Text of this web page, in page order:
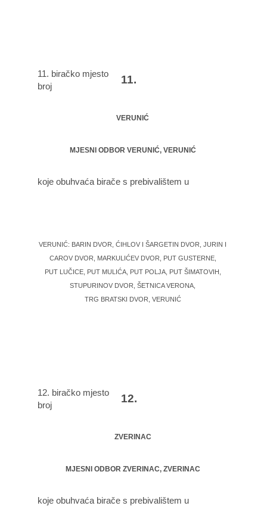
11. biračko mjesto
broj
11.
VERUNIĆ
MJESNI ODBOR VERUNIĆ, VERUNIĆ
koje obuhvaća birače s prebivalištem u
VERUNIĆ: BARIN DVOR, ĆIHLOV I ŠARGETIN DVOR, JURIN I
CAROV DVOR, MARKULIĆEV DVOR, PUT GUSTERNE,
PUT LUČICE, PUT MULIĆA, PUT POLJA, PUT ŠIMATOVIH,
STUPURINOV DVOR, ŠETNICA VERONA,
TRG BRATSKI DVOR, VERUNIĆ
12. biračko mjesto
broj
12.
ZVERINAC
MJESNI ODBOR ZVERINAC, ZVERINAC
koje obuhvaća birače s prebivalištem u